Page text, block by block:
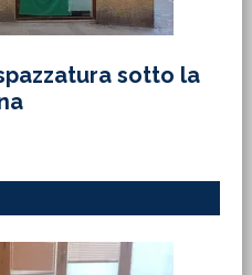
sotto la